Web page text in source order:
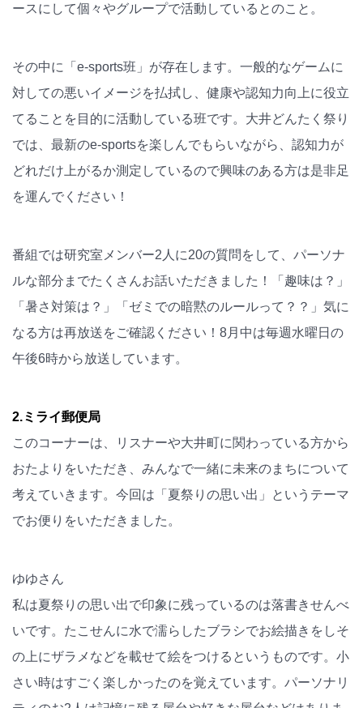
ースにして個々やグループで活動しているとのこと。
その中に「e-sports班」が存在します。一般的なゲームに
対しての悪いイメージを払拭し、健康や認知力向上に役立
てることを目的に活動している班です。大井どんたく祭り
では、最新のe-sportsを楽しんでもらいながら、認知力が
どれだけ上がるか測定しているので興味のある方は是非足
を運んでください！
番組では研究室メンバー2人に20の質問をして、パーソナ
ルな部分までたくさんお話いただきました！「趣味は？」
「暑さ対策は？」「ゼミでの暗黙のルールって？？」気に
なる方は再放送をご確認ください！8月中は毎週水曜日の
午後6時から放送しています。
2.ミライ郵便局
このコーナーは、リスナーや大井町に関わっている方から
おたよりをいただき、みんなで一緒に未来のまちについて
考えていきます。今回は「夏祭りの思い出」というテーマ
でお便りをいただきました。
ゆゆさん
私は夏祭りの思い出で印象に残っているのは落書きせんべ
いです。たこせんに水で濡らしたブラシでお絵描きをしそ
の上にザラメなどを載せて絵をつけるというものです。小
さい時はすごく楽しかったのを覚えています。パーソナリ